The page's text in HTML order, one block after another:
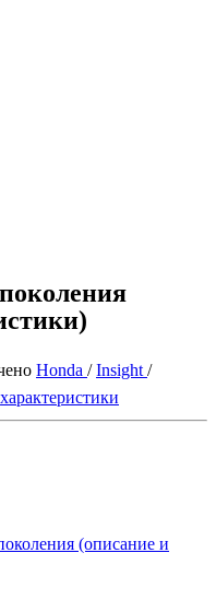
Honda /Insight /
характеристики
(описание и